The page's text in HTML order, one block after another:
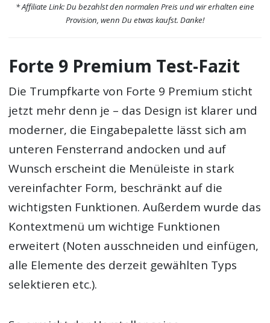
* Affiliate Link: Du bezahlst den normalen Preis und wir erhalten eine
Provision, wenn Du etwas kaufst. Danke!
Forte 9 Premium Test-Fazit
Die Trumpfkarte von Forte 9 Premium sticht
jetzt mehr denn je – das Design ist klarer und
moderner, die Eingabepalette lässt sich am
unteren Fensterrand andocken und auf
Wunsch erscheint die Menüleiste in stark
vereinfachter Form, beschränkt auf die
wichtigsten Funktionen. Außerdem wurde das
Kontextmenü um wichtige Funktionen
erweitert (Noten ausschneiden und einfügen,
alle Elemente des derzeit gewählten Typs
selektieren etc.).